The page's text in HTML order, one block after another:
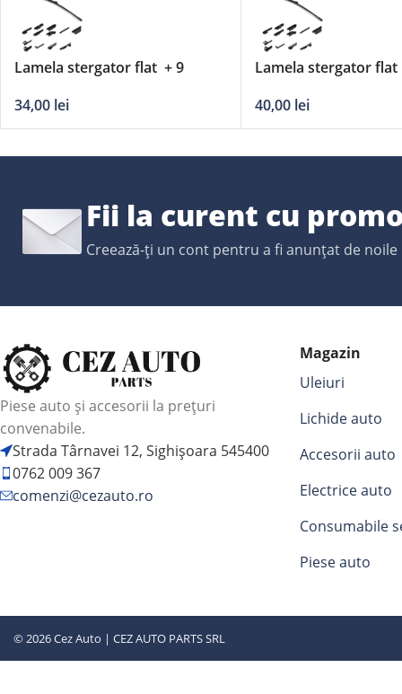
Lamela stergator flat + 9
34,00 lei
Lamela stergator flat
40,00 lei
Fii la curent cu
Creează-ți un cont pentru a fi anunțat de
Piese auto și accesorii la prețuri
convenabile.
Strada Târnavei 12, Sighișoara 545400
0762 009 367
comenzi@cezauto.ro
Magazin
Uleiuri
Lichide auto
Accesorii auto
Electrice auto
Consumabile
Piese auto
© 2026 Cez Auto | CEZ AUTO PARTS SRL